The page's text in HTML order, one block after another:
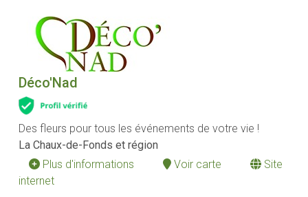
Déco'Nad
Des fleurs pour tous les événements de votre vie !
La Chaux-de-Fonds et région
Plus d'informations
Voir carte
Site
internet